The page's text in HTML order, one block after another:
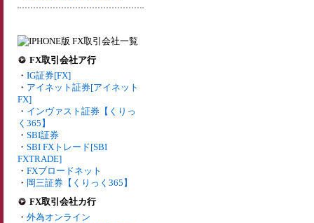
FX取引会社ア行
・ IG証券[FX]
・ アイネット証券[アイネット
FX]
・ インヴァスト証券【くりっ
く365】
・ SBI証券
・ SBI FXトレード[SBI
FXTRADE]
・ FXブロードネット
・ 岡三証券【くりっく365】
FX取引会社カ行
・ 外為オンライン